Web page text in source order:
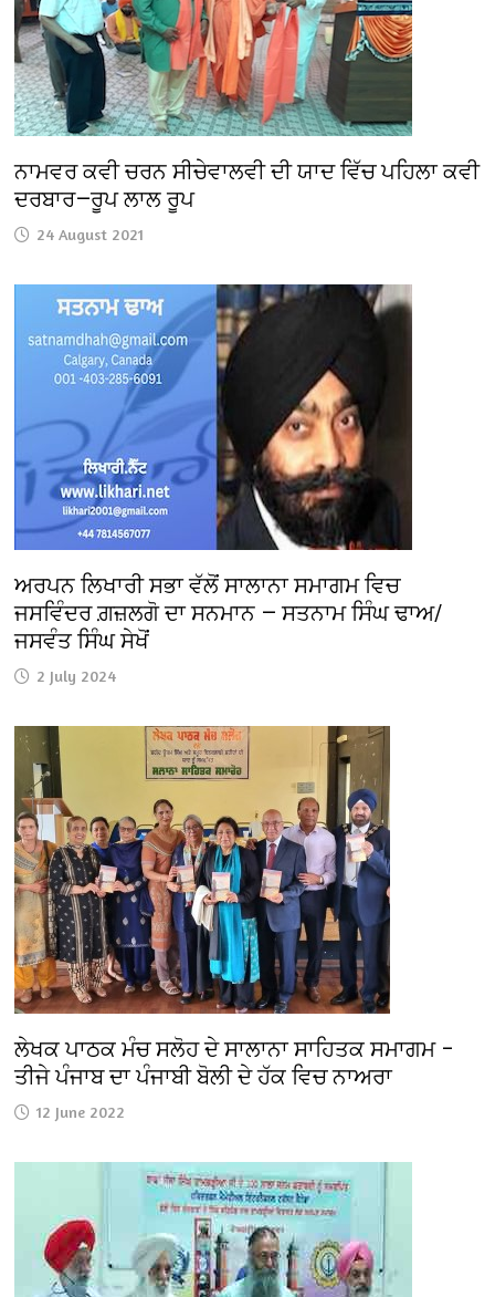
ਨਾਮਵਰ ਕਵੀ ਚਰਨ ਸੀਚੇਵਾਲਵੀ ਦੀ ਯਾਦ ਵਿੱਚ ਪਹਿਲਾ ਕਵੀ
ਦਰਬਾਰ—ਰੂਪ ਲਾਲ ਰੂਪ
24 August 2021
ਅਰਪਨ ਲਿਖਾਰੀ ਸਭਾ ਵੱਲੋਂ ਸਾਲਾਨਾ ਸਮਾਗਮ ਵਿਚ
ਜਸਵਿੰਦਰ ਗ਼ਜ਼ਲਗੋ ਦਾ ਸਨਮਾਨ — ਸਤਨਾਮ ਸਿੰਘ ਢਾਅ/
ਜਸਵੰਤ ਸਿੰਘ ਸੇਖੋਂ
2 July 2024
ਲੇਖਕ ਪਾਠਕ ਮੰਚ ਸਲੋਹ ਦੇ ਸਾਲਾਨਾ ਸਾਹਿਤਕ ਸਮਾਗਮ –
ਤੀਜੇ ਪੰਜਾਬ ਦਾ ਪੰਜਾਬੀ ਬੋਲੀ ਦੇ ਹੱਕ ਵਿਚ ਨਾਅਰਾ
12 June 2022